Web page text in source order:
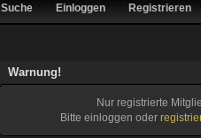
Suche Einloggen Registrieren
Warnung!
Nur registrierte
Bitte einloggen oder